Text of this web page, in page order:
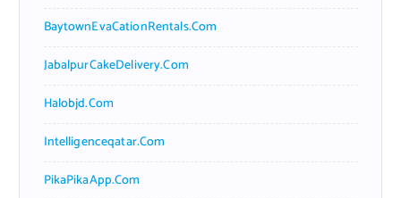
BaytownEvaCationRentals.com
JabalpurCakeDelivery.com
Halobjd.com
Intelligenceqatar.com
PikaPikaApp.com